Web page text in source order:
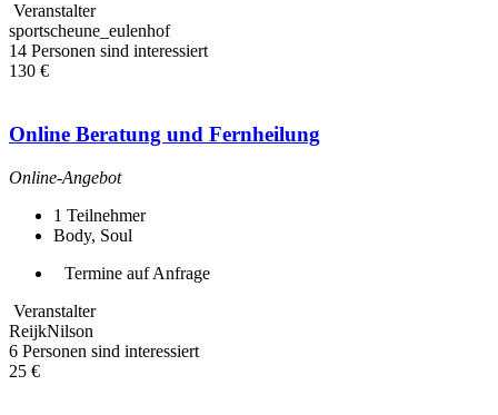
Veranstalter
sportscheune_eulenhof
14 Personen sind interessiert
130 €
Online Beratung und Fernheilung
Online-Angebot
1 Teilnehmer
Body, Soul
Termine auf Anfrage
Veranstalter
ReijkNilson
6 Personen sind interessiert
25 €